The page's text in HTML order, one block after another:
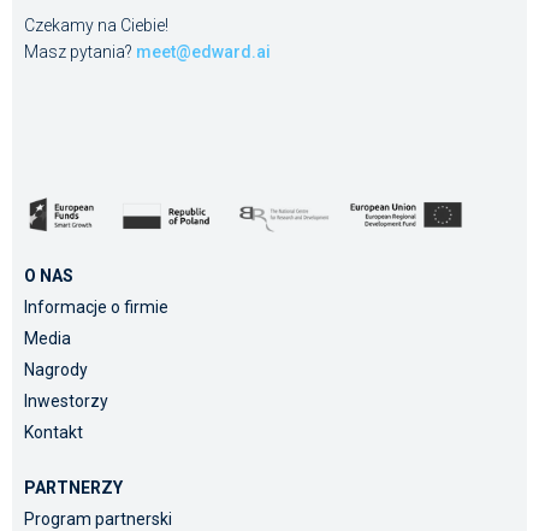
Czekamy na Ciebie!
Masz pytania? meet@edward.ai
O NAS
Informacje o firmie
Media
Nagrody
Inwestorzy
Kontakt
PARTNERZY
Program partnerski